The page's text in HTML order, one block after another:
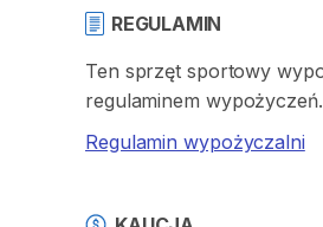
REGULAMIN
Ten sprzęt sportowy
regulaminem wypożyczeń.
Regulamin wypożyczalni